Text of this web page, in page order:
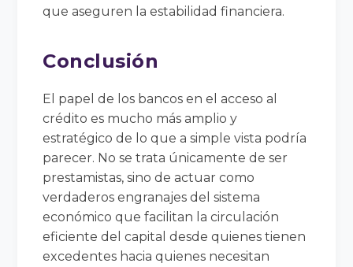
que aseguren la estabilidad financiera.
Conclusión
El papel de los bancos en el acceso al
crédito es mucho más amplio y
estratégico de lo que a simple vista podría
parecer. No se trata únicamente de ser
prestamistas, sino de actuar como
verdaderos engranajes del sistema
económico que facilitan la circulación
eficiente del capital desde quienes tienen
excedentes hacia quienes necesitan